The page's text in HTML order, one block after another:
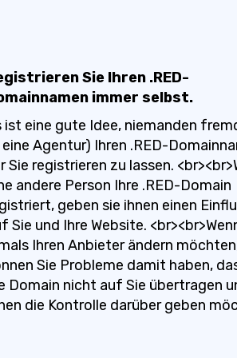
Sie Ihren .RED-
immer selbst.
ist eine gute Idee, niemanden
eine Agentur) Ihren .RED-
Sie registrieren zu lassen.
andere Person Ihre .RED-Domain
geben sie ihnen einen
Sie und Ihre Website.
Ihren Anbieter ändern
Sie Probleme damit haben,
Domain nicht auf Sie übertragen
die Kontrolle darüber geben